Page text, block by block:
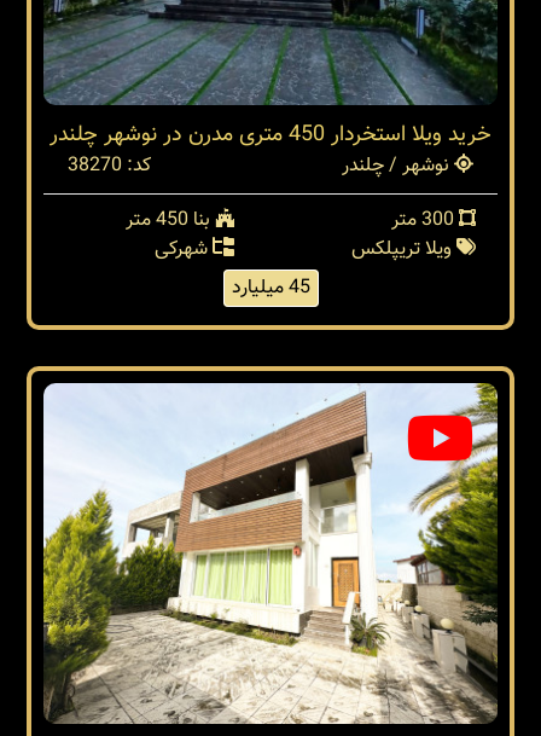
خرید ویلا استخردار 450 متری مدرن در نوشهر چلندر
نوشهر / چلندر
کد: 38270
بنا 450 متر
ویلا تریپلکس
شهرکی
45 میلیارد